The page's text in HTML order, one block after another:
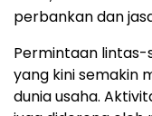
perbankan dan
Permintaan lintas-
yang kini semakin
dunia usaha.